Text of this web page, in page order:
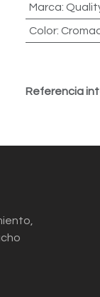
Marca:
Color:
Referencia